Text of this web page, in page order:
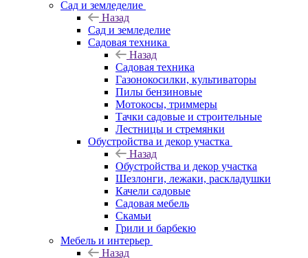
Сад и земледелие
Назад
Сад и земледелие
Садовая техника
Назад
Садовая техника
Газонокосилки, культиваторы
Пилы бензиновые
Мотокосы, триммеры
Тачки садовые и строительные
Лестницы и стремянки
Обустройства и декор участка
Назад
Обустройства и декор участка
Шезлонги, лежаки, раскладушки
Качели садовые
Садовая мебель
Скамьи
Грили и барбекю
Мебель и интерьер
Назад